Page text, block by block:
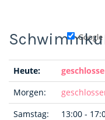
Heute:
Morgen:
Samstag:
13:00 -